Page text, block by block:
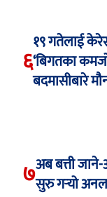
६
१९ गतेलाई
‘बिगतका
बदमासीबारे
७अब बत्ती
सुरु गर्‍यो